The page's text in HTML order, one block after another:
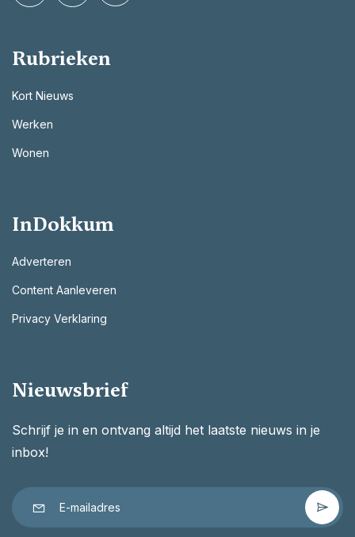
Rubrieken
Kort Nieuws
Werken
Wonen
InDokkum
Adverteren
Content Aanleveren
Privacy Verklaring
Nieuwsbrief
Schrijf je in en ontvang altijd het laatste nieuws in je
inbox!